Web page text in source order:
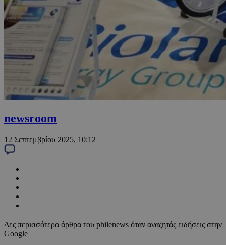
newsroom
12 Σεπτεμβρίου 2025, 10:12
Δες περισσότερα άρθρα του philenews όταν αναζητάς ειδήσεις στην
Google